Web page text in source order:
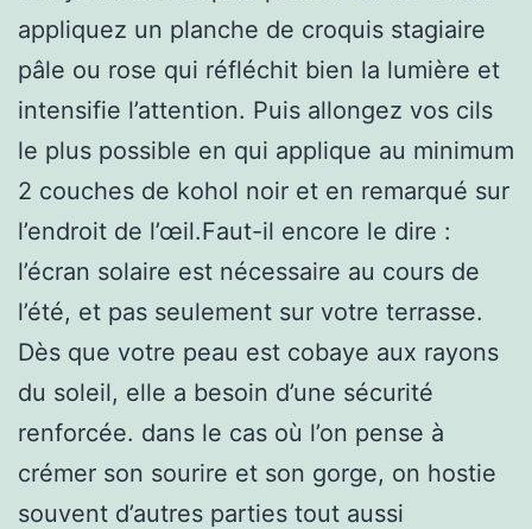
appliquez un planche de croquis stagiaire
pâle ou rose qui réfléchit bien la lumière et
intensifie l’attention. Puis allongez vos cils
le plus possible en qui applique au minimum
2 couches de kohol noir et en remarqué sur
l’endroit de l’œil.Faut-il encore le dire :
l’écran solaire est nécessaire au cours de
l’été, et pas seulement sur votre terrasse.
Dès que votre peau est cobaye aux rayons
du soleil, elle a besoin d’une sécurité
renforcée. dans le cas où l’on pense à
crémer son sourire et son gorge, on hostie
souvent d’autres parties tout aussi